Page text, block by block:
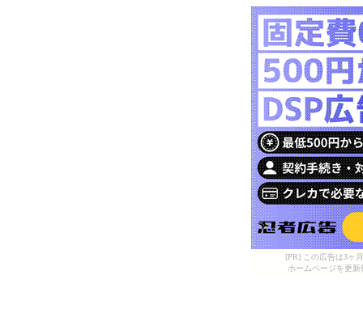
[PR] この広告は3ヶ
ホームページを更